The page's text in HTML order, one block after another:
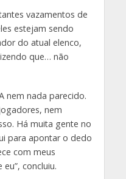
vazamentos de
estejam sendo
do atual elenco,
que… não
nem nada parecido.
nem
Há muita gente no
para apontar o dedo
com meus
concluiu.